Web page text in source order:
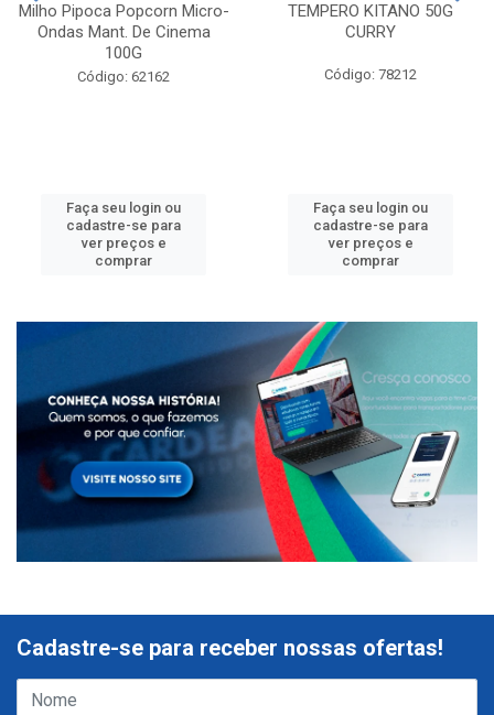
Milho Pipoca Popcorn Micro-
Ondas Mant. De Cinema
100G
Código: 62162
Faça seu login ou
cadastre-se para
ver preços e
comprar
TEMPERO KITANO 50G
CURRY
Código: 78212
Faça seu login ou
cadastre-se para
ver preços e
comprar
Cadastre-se para receber nossas ofertas!